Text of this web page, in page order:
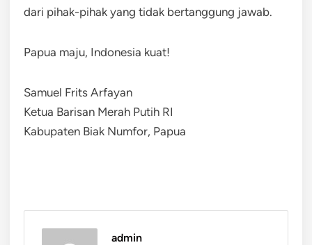
dari pihak-pihak yang tidak bertanggung jawab.
Papua maju, Indonesia kuat!
Samuel Frits Arfayan
Ketua Barisan Merah Putih RI
Kabupaten Biak Numfor, Papua
admin